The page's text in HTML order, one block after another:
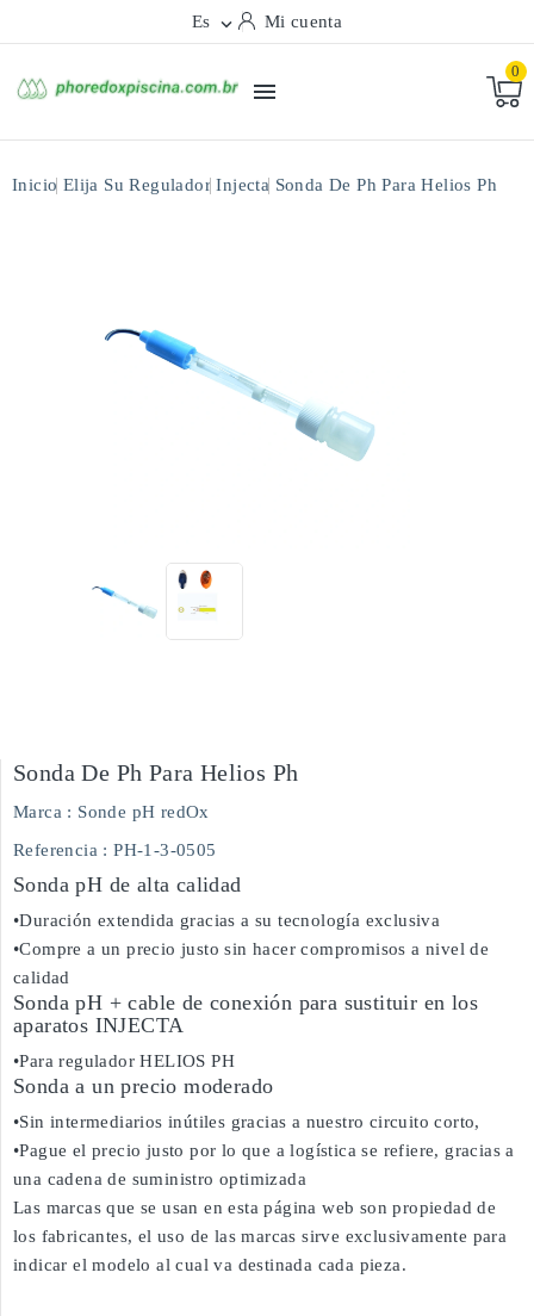
Es  Mi cuenta

0
Inicio Elija Su Regulador Injecta Sonda De Ph Para Helios Ph
Sonda De Ph Para Helios Ph
Marca : Sonde pH redOx
Referencia : PH-1-3-0505
Sonda pH de alta calidad
•Duración extendida gracias a su tecnología exclusiva
•Compre a un precio justo sin hacer compromisos a nivel de
calidad
Sonda pH + cable de conexión para sustituir en los
aparatos INJECTA
•Para regulador HELIOS PH
Sonda a un precio moderado
•Sin intermediarios inútiles gracias a nuestro circuito corto,
•Pague el precio justo por lo que a logística se refiere, gracias a
una cadena de suministro optimizada
Las marcas que se usan en esta página web son propiedad de
los fabricantes, el uso de las marcas sirve exclusivamente para
indicar el modelo al cual va destinada cada pieza.